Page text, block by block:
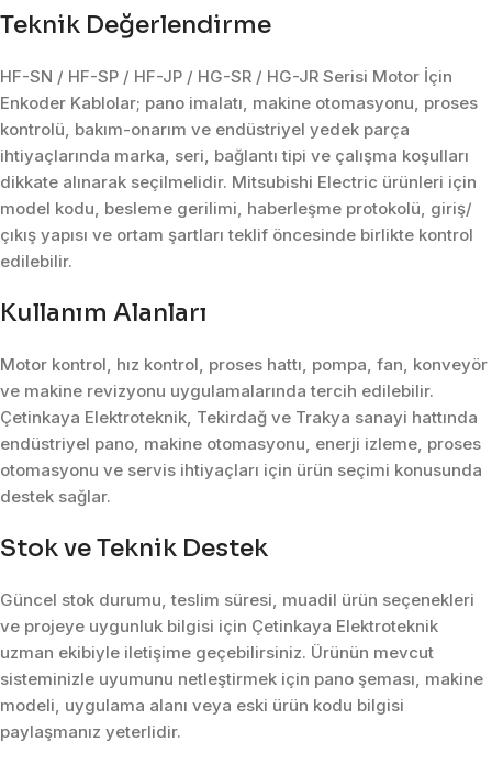
Teknik Değerlendirme
HF-SN / HF-SP / HF-JP / HG-SR / HG-JR Serisi Motor İçin
Enkoder Kablolar; pano imalatı, makine otomasyonu, proses
kontrolü, bakım-onarım ve endüstriyel yedek parça
ihtiyaçlarında marka, seri, bağlantı tipi ve çalışma koşulları
dikkate alınarak seçilmelidir. Mitsubishi Electric ürünleri için
model kodu, besleme gerilimi, haberleşme protokolü, giriş/
çıkış yapısı ve ortam şartları teklif öncesinde birlikte kontrol
edilebilir.
Kullanım Alanları
Motor kontrol, hız kontrol, proses hattı, pompa, fan, konveyör
ve makine revizyonu uygulamalarında tercih edilebilir.
Çetinkaya Elektroteknik, Tekirdağ ve Trakya sanayi hattında
endüstriyel pano, makine otomasyonu, enerji izleme, proses
otomasyonu ve servis ihtiyaçları için ürün seçimi konusunda
destek sağlar.
Stok ve Teknik Destek
Güncel stok durumu, teslim süresi, muadil ürün seçenekleri
ve projeye uygunluk bilgisi için Çetinkaya Elektroteknik
uzman ekibiyle iletişime geçebilirsiniz. Ürünün mevcut
sisteminizle uyumunu netleştirmek için pano şeması, makine
modeli, uygulama alanı veya eski ürün kodu bilgisi
paylaşmanız yeterlidir.